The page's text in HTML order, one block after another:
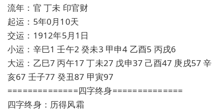
流年：官 丁未 印官财
起运：5年0月10天
交运：1912年5月1日
小运：辛巳1 壬午2 癸未3 甲申4 乙酉5 丙戌6
大运：乙巳7 丙午17 丁未27 戊申37 己酉47 庚戌57 辛
亥67 壬子77 癸丑87 甲寅97
==============四字终身==============
四字终身：历得风霜